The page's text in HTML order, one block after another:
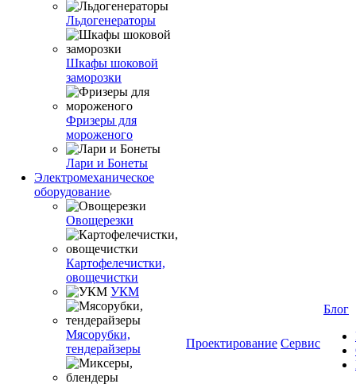
Льдогенераторы
Шкафы шоковой
заморозки
Фризеры для
мороженого
Лари и Бонеты
Электромеханическое
оборудование
Овощерезки
Картофелечистки,
овощечистки
УКМ
Мясорубки,
тендерайзеры
Проектирование Сервис
Блог